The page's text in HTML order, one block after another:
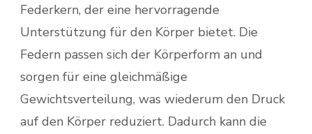
Federkern, der eine hervorragende
Unterstützung für den Körper bietet. Die
Federn passen sich der Körperform an und
sorgen für eine gleichmäßige
Gewichtsverteilung, was wiederum den Druck
auf den Körper reduziert. Dadurch kann die